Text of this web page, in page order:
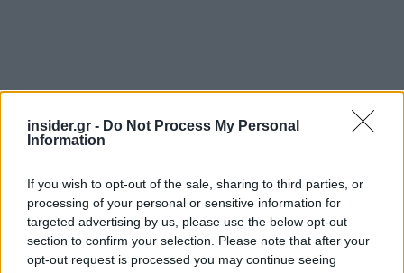
insider.gr - Do Not Process My Personal
Information
If you wish to opt-out of the sale, sharing to third parties, or
processing of your personal or sensitive information for
targeted advertising by us, please use the below opt-out
section to confirm your selection. Please note that after your
opt-out request is processed you may continue seeing